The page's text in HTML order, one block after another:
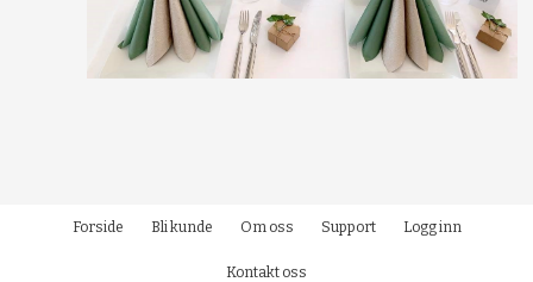
Forside Bli kunde Om oss Support Logg inn
Kontakt oss